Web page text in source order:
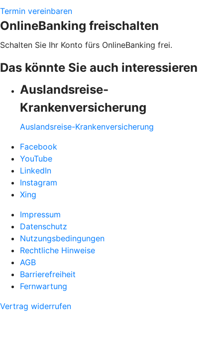
Termin vereinbaren
OnlineBanking freischalten
Schalten Sie Ihr Konto fürs OnlineBanking frei.
Das könnte Sie auch interessieren
Auslandsreise-
Krankenversicherung
Auslandsreise-Krankenversicherung
Facebook
YouTube
LinkedIn
Instagram
Xing
Impressum
Datenschutz
Nutzungsbedingungen
Rechtliche Hinweise
AGB
Barrierefreiheit
Fernwartung
Vertrag widerrufen